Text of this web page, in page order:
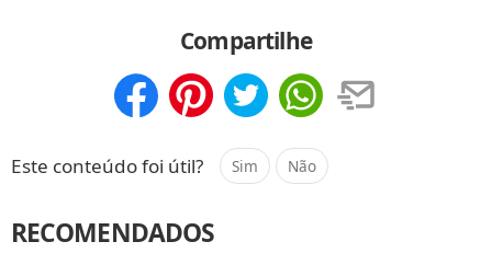
Compartilhe
Este conteúdo foi útil? Sim Não
RECOMENDADOS